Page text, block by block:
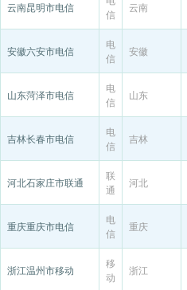
云南昆明市电信
信
云南
安徽六安市电信
电
信
安徽
山东菏泽市电信
电
信
山东
吉林长春市电信
电
信
吉林
河北石家庄市联通
联
通
河北
重庆重庆市电信
电
信
重庆
浙江温州市移动
移
动
浙江